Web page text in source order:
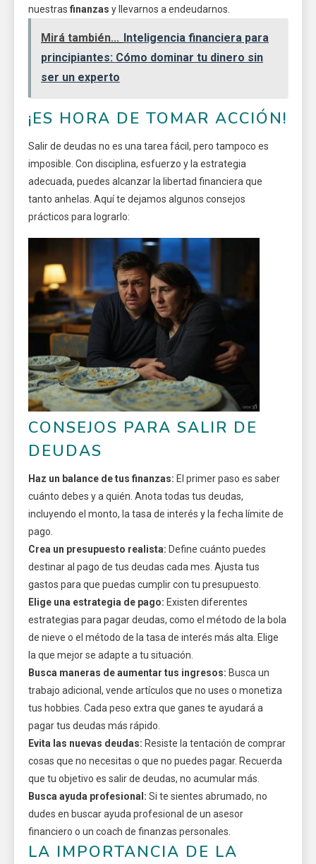
nuestras finanzas y llevarnos a endeudarnos.
Mirá también...
Inteligencia financiera para
principiantes: Cómo dominar tu dinero sin
ser un experto
¡ES HORA DE TOMAR ACCIÓN!
Salir de deudas no es una tarea fácil, pero tampoco es
imposible. Con disciplina, esfuerzo y la estrategia
adecuada, puedes alcanzar la libertad financiera que
tanto anhelas. Aquí te dejamos algunos consejos
prácticos para lograrlo:
CONSEJOS PARA SALIR DE
DEUDAS
Haz un balance de tus finanzas: El primer paso es saber
cuánto debes y a quién. Anota todas tus deudas,
incluyendo el monto, la tasa de interés y la fecha límite de
pago.
Crea un presupuesto realista: Define cuánto puedes
destinar al pago de tus deudas cada mes. Ajusta tus
gastos para que puedas cumplir con tu presupuesto.
Elige una estrategia de pago: Existen diferentes
estrategias para pagar deudas, como el método de la bola
de nieve o el método de la tasa de interés más alta. Elige
la que mejor se adapte a tu situación.
Busca maneras de aumentar tus ingresos: Busca un
trabajo adicional, vende artículos que no uses o monetiza
tus hobbies. Cada peso extra que ganes te ayudará a
pagar tus deudas más rápido.
Evita las nuevas deudas: Resiste la tentación de comprar
cosas que no necesitas o que no puedes pagar. Recuerda
que tu objetivo es salir de deudas, no acumular más.
Busca ayuda profesional: Si te sientes abrumado, no
dudes en buscar ayuda profesional de un asesor
financiero o un coach de finanzas personales.
LA IMPORTANCIA DE LA